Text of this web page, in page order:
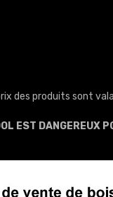
des produits sont
EST DANGEREUX